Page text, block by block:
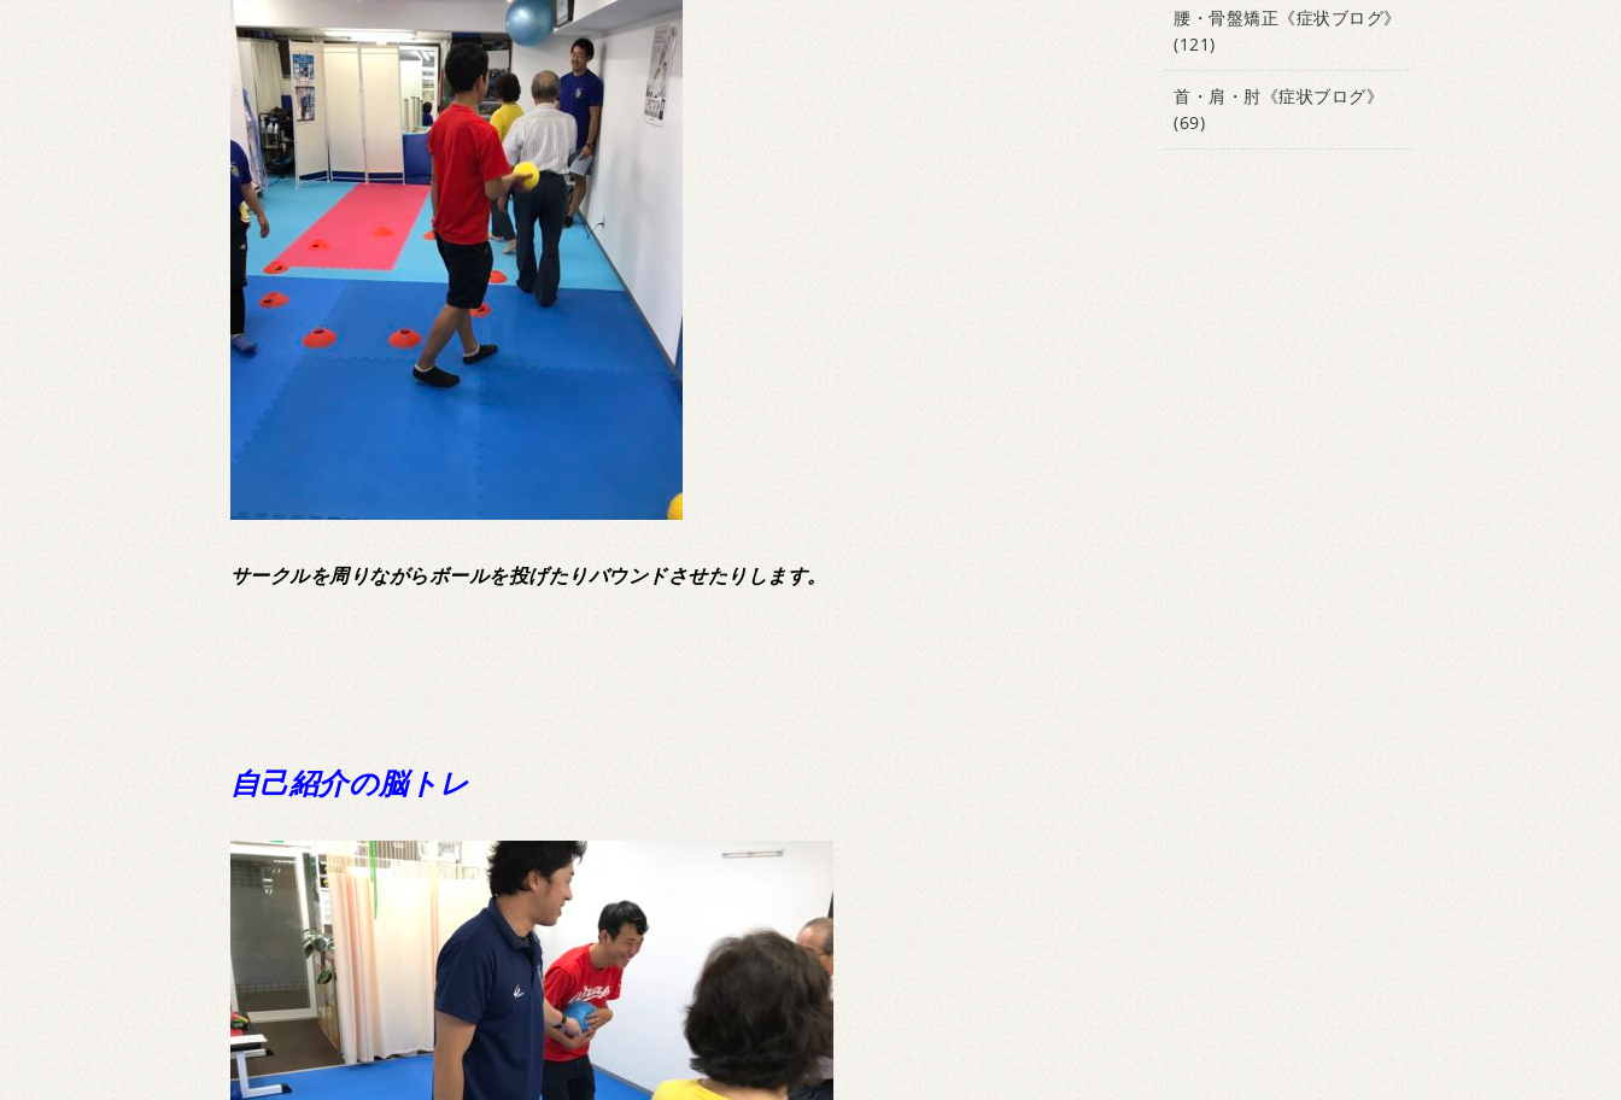
サークルを周りながらボールを投げたりバウンドさせたりします。
自己紹介の脳トレ
腰・骨盤矯正《症状ブログ》
(121)
首・肩・肘《症状ブログ》
(69)